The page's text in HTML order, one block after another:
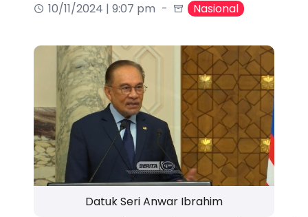
10/11/2024 | 9:07 pm
Nasional
Datuk Seri Anwar Ibrahim